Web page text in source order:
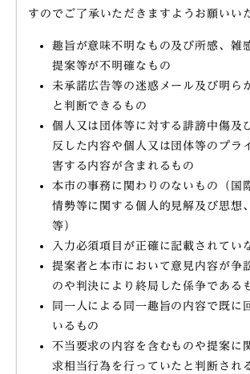
すのでご了承いただきますようお願いい
趣旨が意味不明なもの及び所感、雑
提案等が不明確なもの
未承諾広告等の迷惑メール及び明ら
と判断できるもの
個人又は団体等に対する誹謗中傷及
反した内容や個人又は団体等のプラ
害する内容が含まれるもの
本市の事務に関わりのないもの（国
情勢等に関する個人的見解及び思想
等）
入力必須項目が正確に記載されてい
提案者と本市において意見内容が争
のや判決により終局した係争である
同一人による同一趣旨の内容で既に
いるもの
不当要求の内容を含むものや提案に
求相当行為を行っていたと判断され